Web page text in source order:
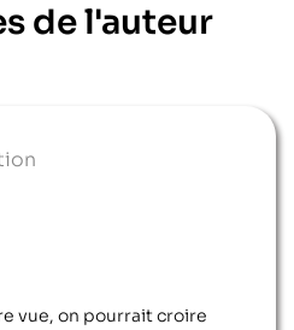
de l'auteur
vue, on pourrait croire